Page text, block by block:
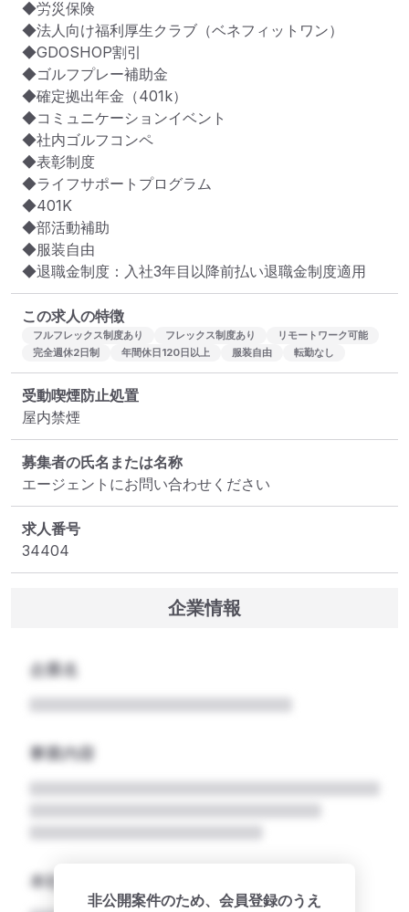
◆労災保険
◆法人向け福利厚生クラブ（ベネフィットワン）
◆GDOSHOP割引
◆ゴルフプレー補助金
◆確定拠出年金（401k）
◆コミュニケーションイベント
◆社内ゴルフコンペ
◆表彰制度
◆ライフサポートプログラム
◆401K
◆部活動補助
◆服装自由
◆退職金制度：入社3年目以降前払い退職金制度適用
この求人の特徴
フルフレックス制度あり フレックス制度あり
リモートワーク可能
完全週休2日制
年間休日120日以上 服装自由 転勤なし
受動喫煙防止処置
屋内禁煙
募集者の氏名または名称
エージェントにお問い合わせください
求人番号
34404
企業情報
企業名
事業内容
本社所在地名
非公開案件のため、会員登録のうえ